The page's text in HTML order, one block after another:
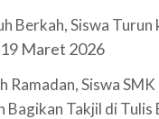
Berkah, Siswa Turun
19 Maret 2026
Ramadan, Siswa
Bagikan Takjil di Tulis